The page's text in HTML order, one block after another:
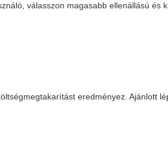
válasszon magasabb ellenállású és
eredményez. Ajánlott